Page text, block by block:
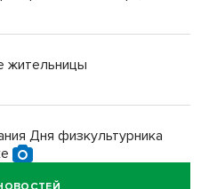
жительницы
Дня физкультурника